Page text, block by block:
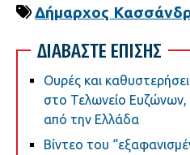
Δήμαρχος
ΔΙΑΒΑΣΤΕ ΕΠΙΣΗΣ
Ουρές και
στο Τελωνείο
από την Ελλάδα
Βίντεο του